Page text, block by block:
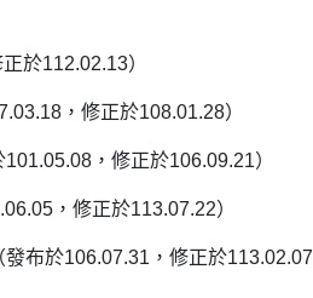
於112.02.13）
，修正於108.01.28）
101.05.08，修正於106.09.21）
，修正於113.07.22）
發布於106.07.31，修正於113.02.07